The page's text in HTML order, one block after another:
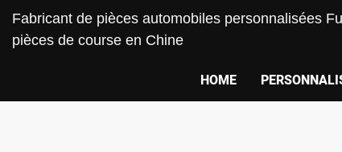
Fabricant de pièces automobiles personnalisées
pièces de course en Chine
HOME